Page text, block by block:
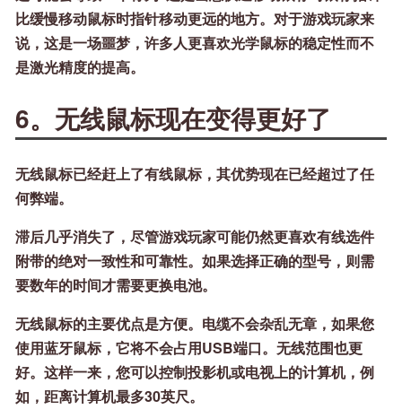
比缓慢移动鼠标时指针移动更远的地方。对于游戏玩家来
说，这是一场噩梦，许多人更喜欢光学鼠标的稳定性而不
是激光精度的提高。
6。无线鼠标现在变得更好了
无线鼠标已经赶上了有线鼠标，其优势现在已经超过了任
何弊端。
滞后几乎消失了，尽管游戏玩家可能仍然更喜欢有线选件
附带的绝对一致性和可靠性。如果选择正确的型号，则需
要数年的时间才需要更换电池。
无线鼠标的主要优点是方便。电缆不会杂乱无章，如果您
使用蓝牙鼠标，它将不会占用USB端口。无线范围也更
好。这样一来，您可以控制投影机或电视上的计算机，例
如，距离计算机最多30英尺。